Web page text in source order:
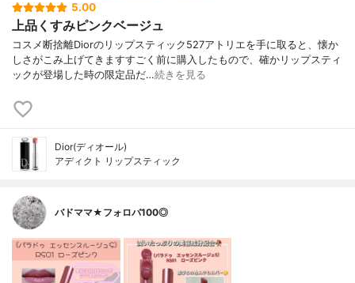
5.00
上品くすみピンクベージュ
コスメ断捨離Diorのリップスティック527アトリエを手に取ると、懐か
しさがこみ上げてきますすごく前に購入したもので、確かリップスティ
ックが登場した時の限定品だ…続きを見る
Dior(ディオール)
アディクト リップスティック
バドママ★フォロバ100◎